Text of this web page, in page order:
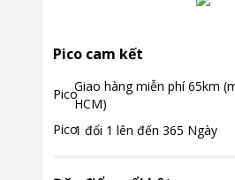
Pico cam kết
Giao hàng miễn phí 65km
HCM)
1 đổi 1 lên đến 365 Ngày